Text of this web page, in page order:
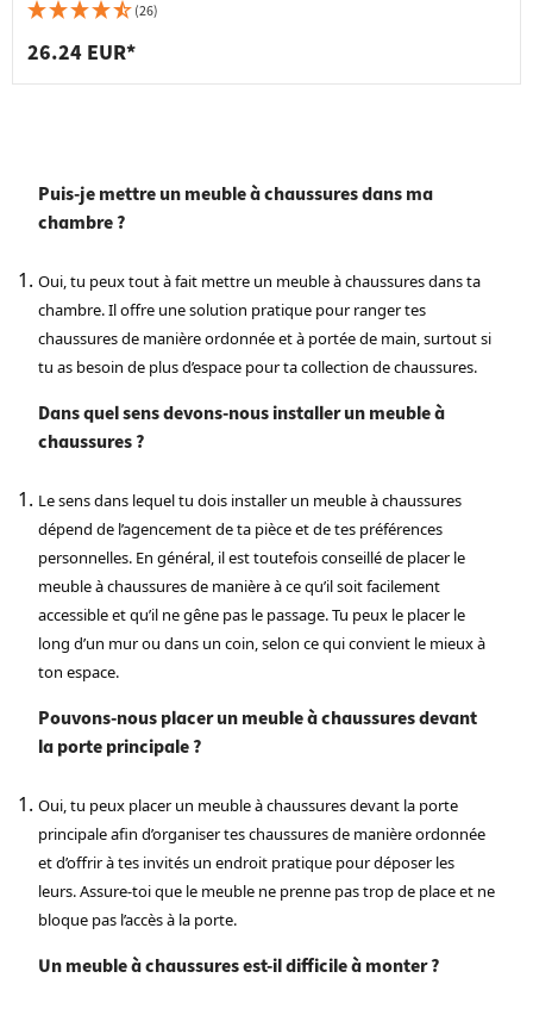
(26)
26.24 EUR*
Puis-je mettre un meuble à chaussures dans ma
chambre ?
Oui, tu peux tout à fait mettre un meuble à chaussures dans ta
chambre. Il offre une solution pratique pour ranger tes
chaussures de manière ordonnée et à portée de main, surtout si
tu as besoin de plus d’espace pour ta collection de chaussures.
Dans quel sens devons-nous installer un meuble à
chaussures ?
Le sens dans lequel tu dois installer un meuble à chaussures
dépend de l’agencement de ta pièce et de tes préférences
personnelles. En général, il est toutefois conseillé de placer le
meuble à chaussures de manière à ce qu’il soit facilement
accessible et qu’il ne gêne pas le passage. Tu peux le placer le
long d’un mur ou dans un coin, selon ce qui convient le mieux à
ton espace.
Pouvons-nous placer un meuble à chaussures devant
la porte principale ?
Oui, tu peux placer un meuble à chaussures devant la porte
principale afin d’organiser tes chaussures de manière ordonnée
et d’offrir à tes invités un endroit pratique pour déposer les
leurs. Assure-toi que le meuble ne prenne pas trop de place et ne
bloque pas l’accès à la porte.
Un meuble à chaussures est-il difficile à monter ?